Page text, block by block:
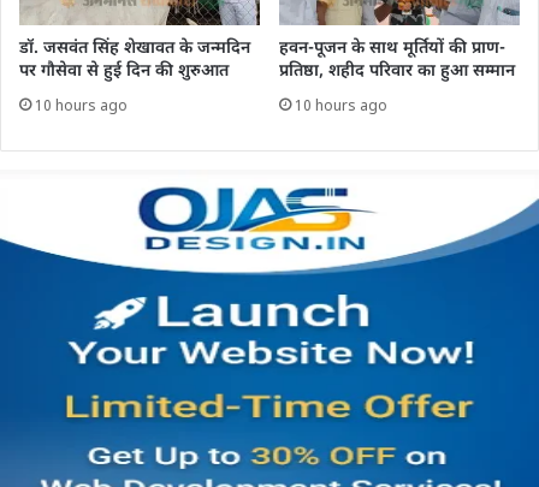
डॉ. जसवंत सिंह शेखावत के जन्मदिन
पर गौसेवा से हुई दिन की शुरुआत
10 hours ago
हवन-पूजन के साथ मूर्तियों की प्राण-
प्रतिष्ठा, शहीद परिवार का हुआ सम्मान
10 hours ago